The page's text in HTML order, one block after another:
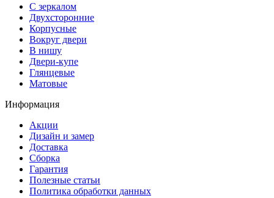
С зеркалом
Двухсторонние
Корпусные
Вокруг двери
В нишу
Двери-купе
Глянцевые
Матовые
Информация
Акции
Дизайн и замер
Доставка
Сборка
Гарантия
Полезные статьи
Политика обработки данных